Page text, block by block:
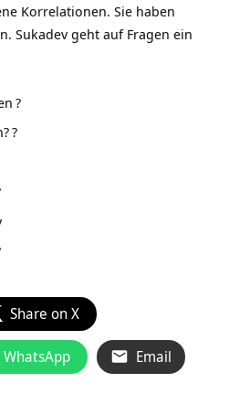
Korrelationen. Sie haben
Sukadev geht auf Fragen ein
?
?
Share on X
WhatsApp Email